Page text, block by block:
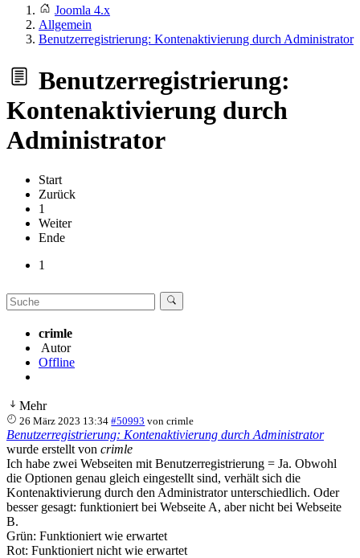
Joomla 4.x
Allgemein
Benutzerregistrierung: Kontenaktivierung durch Administrator
Benutzerregistrierung:
Kontenaktivierung durch
Administrator
Start
Zurück
1
Weiter
Ende
1
crimle
Autor
Offline
Mehr
26 März 2023 13:34 #50993 voncrimle
Benutzerregistrierung: Kontenaktivierung durch Administrator
wurde erstellt von crimle
Ich habe zwei Webseiten mit Benutzerregistrierung = Ja. Obwohl
die Optionen genau gleich eingestellt sind, verhält sich die
Kontenaktivierung durch den Administrator unterschiedlich. Oder
besser gesagt: funktioniert bei Webseite A, aber nicht bei Webseite
B.
Grün: Funktioniert wie erwartet
Rot: Funktioniert nicht wie erwartet